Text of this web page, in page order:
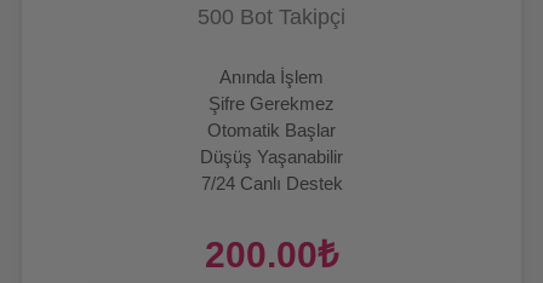
500 Bot Takipçi
Anında İşlem
Şifre Gerekmez
Otomatik Başlar
Düşüş Yaşanabilir
7/24 Canlı Destek
200.00₺